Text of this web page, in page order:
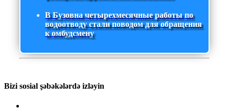
В Бузовна четырехмесячные работы по
водоотводу стали поводом для обращения
к омбудсмену
Bizi sosial şəbəkələrdə izləyin